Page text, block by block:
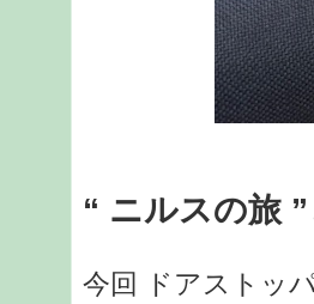
“ ニルスの旅
今回 ドアストッ